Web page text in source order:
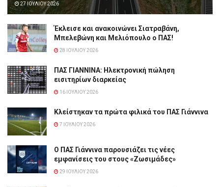
27 ΙΟΥΛΊΟΥ 2026
Έκλεισε και ανακοινώνει Σιατραβάνη,
Μπελεβώνη και Μελιόπουλο ο ΠΑΣ!
28 ΙΟΥΛΊΟΥ 2026
ΠΑΣ ΓΙΑΝΝΙΝΑ: Hλεκτρονική πώληση
εισιτηρίων διαρκείας
16 ΙΟΥΛΊΟΥ 2026
Κλείστηκαν τα πρώτα φιλικά του ΠΑΣ Γιάννινα
7 ΙΟΥΛΊΟΥ 2026
Ο ΠΑΣ Γιάννινα παρουσιάζει τις νέες
εμφανίσεις του στους «Ζωσιμάδες»
29 ΙΟΥΛΊΟΥ 2026